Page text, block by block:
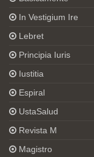
In Vestigium Ire
Lebret
Principia Iuris
Iustitia
Espiral
UstaSalud
Revista M
Magistro